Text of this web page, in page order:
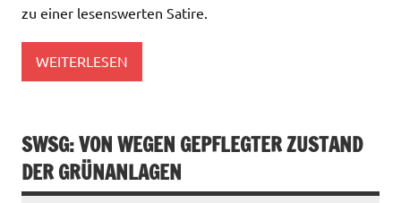
zu einer lesenswerten Satire.
WEITERLESEN
SWSG: VON WEGEN GEPFLEGTER ZUSTAND
DER GRÜNANLAGEN